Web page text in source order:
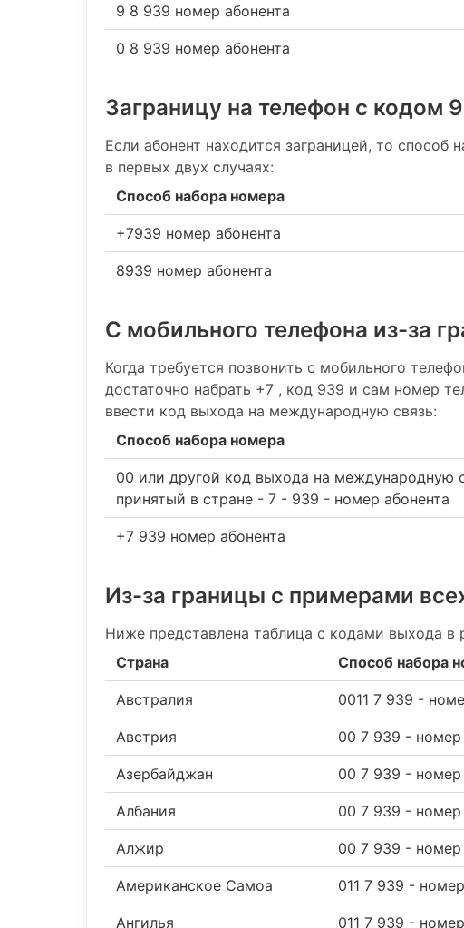
9 8 939 номер абонента
0 8 939 номер абонента
Заграницу на телефон c кодом
Если абонент находится заграницей, то способ
в первых двух случаях:
Способ набора номера
+7939 номер абонента
8939 номер абонента
С мобильного телефона из-за
Когда требуется позвонить с мобильного
достаточно набрать +7 , код 939 и сам номер
ввести код выхода на международную связь:
Способ набора номера
00 или другой код выхода на международную
принятый в стране - 7 - 939 - номер абонента
+7 939 номер абонента
Из-за границы с примерами
Ниже представлена таблица с кодами выхода в
Страна
Способ набора
Австралия 0011 7 939 -
Австрия 00 7 939 - номер
Азербайджан 00 7 939 - номер
Албания 00 7 939 - номер
Алжир 00 7 939 - номер
Американское Самоа 011 7 939 -
Ангилья 011 7 939 -